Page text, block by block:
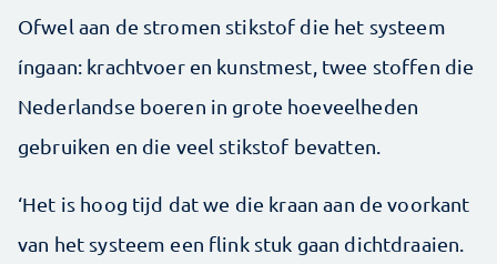
Ofwel aan de stromen stikstof die het systeem
íngaan: krachtvoer en kunstmest, twee stoffen die
Nederlandse boeren in grote hoeveelheden
gebruiken en die veel stikstof bevatten.
‘Het is hoog tijd dat we die kraan aan de voorkant
van het systeem een flink stuk gaan dichtdraaien.